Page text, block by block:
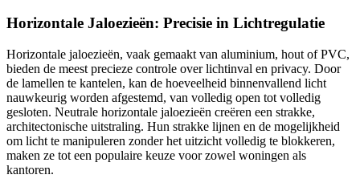
Horizontale Jaloezieën: Precisie in Lichtregulatie
Horizontale jaloezieën, vaak gemaakt van aluminium, hout of PVC,
bieden de meest precieze controle over lichtinval en privacy. Door
de lamellen te kantelen, kan de hoeveelheid binnenvallend licht
nauwkeurig worden afgestemd, van volledig open tot volledig
gesloten. Neutrale horizontale jaloezieën creëren een strakke,
architectonische uitstraling. Hun strakke lijnen en de mogelijkheid
om licht te manipuleren zonder het uitzicht volledig te blokkeren,
maken ze tot een populaire keuze voor zowel woningen als
kantoren.